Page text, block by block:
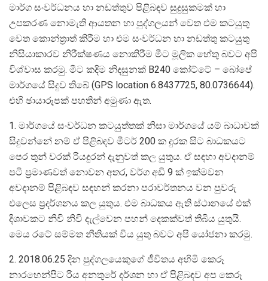
මාර්ග සංවර්ධනය හා නඩත්තුව පිළිබඳව සුදුසුකමක් හා
උපකරණ නොමැති ආයතන හා පුද්ගලයන් වෙත එම කටයුතු
වෙත කොන්ත්‍රාත් කිරීම හා එම සංවර්ධන හා නඩත්තු කටයුතු
නිසියාකාරව නිරීක්ෂණය නොකිරීම මීට මූලික හේතු බවට අපි
විශ්වාස කරමු. මීට කදිම නිදසුනක් B240 කෝට්ටේ – බෝපේ
මාර්ගයේ සිදුව තිබේ (GPS location 6.8437725, 80.0736644).
එහි ඡායාරූපක් පහතින් අමුණා ඇත.
1. මාර්ගයේ සංවර්ධන කටයුත්තක් නිසා මාර්ගයේ යම් බාධාවක්
සිදුවන්නේ නම් ඒ පිළිබඳව මීටර් 200 ක දුරක සිට බාධකයට
පෙර තුන් වරක් රියදුරන් දැනුවත් කල යුතුය. ඒ සඳහා අවදානම්
පටි ප්‍රමාණවත් නොවන අතර, වර්ග අඩි 9 ක් ඉක්මවන
අවදානම් පිළිබඳව සඳහන් කරනා පරාවර්තනය වන පුවරු
එලෙස ප්‍රදර්ශනය කල යුතුය. එම බාධකය ඇති ස්ථානයේ එක්
දිශාවකට නිවි නිවි දැල්වෙන පහන් දෙකක්වත් තිබිය යුතුයි.
මෙය රටේ සම්මත නීතියක් විය යුතු බවට අපි යෝජනා කරමු.
2. 2018.06.25 දින පුද්ගලයෙකුගේ ජීවිතය අහිමි කෙරූ
නාරහෙන්පිට රිය අනතුරේ දර්ශන හා ඒ පිළිබඳව අප කෙරූ